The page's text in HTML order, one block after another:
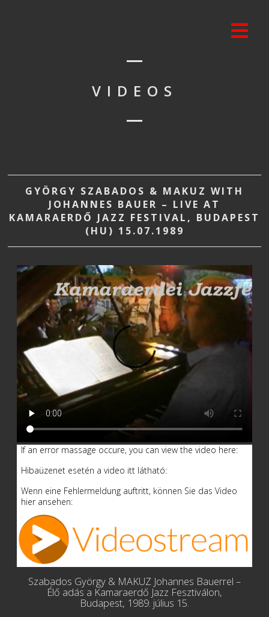
VIDEOS
GYÖRGY SZABADOS & MAKUZ WITH
JOHANNES BAUER – LIVE AT
KAMARAERDŐ JAZZ FESTIVAL, BUDAPEST
(HU) 15.07.1989
If an error massage occure, you can view the video here:
Hibaüzenet esetén a video itt látható:
Wenn eine Fehlermeldung auftritt, können Sie das Video
hier ansehen:
Szabados György & MAKUZ Johannes Bauerrel –
Élő adás a Kamaraerdő Jazz Fesztiválon,
Budapest, 1989. július 15.